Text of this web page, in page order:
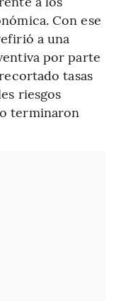
Con ese
a una
por parte
tasas
riesgos
terminaron